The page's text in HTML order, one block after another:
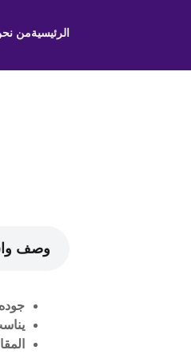
الرئيسيةمن
وصف
المقاس